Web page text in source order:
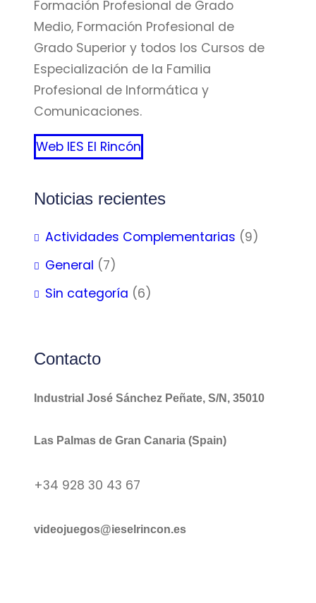
Formación Profesional de Grado
Medio, Formación Profesional de
Grado Superior y todos los Cursos de
Especialización de la Familia
Profesional de Informática y
Comunicaciones.
Web IES El Rincón
Noticias recientes
Actividades Complementarias (9)
General (7)
Sin categoría (6)
Contacto
Industrial José Sánchez Peñate, S/N, 35010
Las Palmas de Gran Canaria (Spain)
+34 928 30 43 67
videojuegos@ieselrincon.es